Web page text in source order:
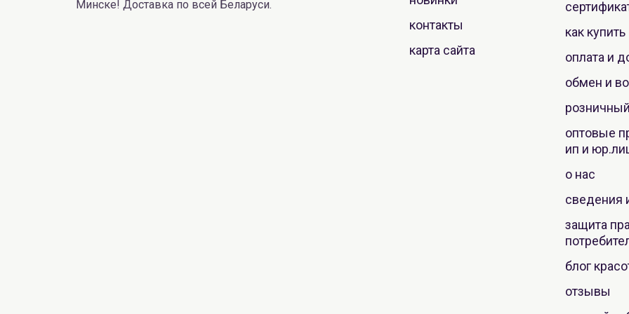
Минске! Доставка по всей Беларуси.
контакты
карта сайта
как купить
оплата и
обмен и
оптовые
ип и
о нас
сведения
защита
блог
отзывы